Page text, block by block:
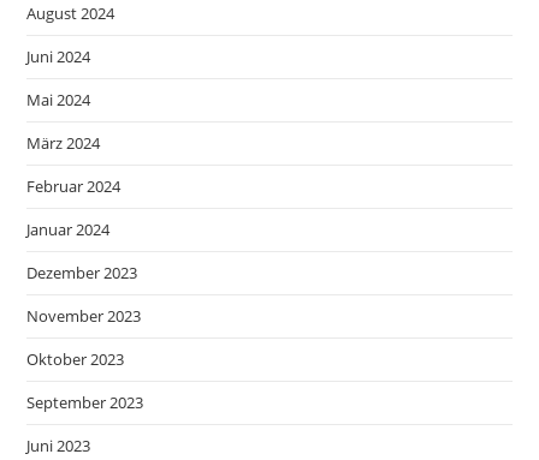
August 2024
Juni 2024
Mai 2024
März 2024
Februar 2024
Januar 2024
Dezember 2023
November 2023
Oktober 2023
September 2023
Juni 2023